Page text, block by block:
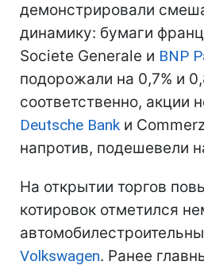
демонстрировали
динамику: бумаги
Societe Generale и BNP
подорожали на 0,7% и
соответственно, акции
Deutsche Bank и
напротив, подешевели
На открытии торгов
котировок отметился
Volkswagen. Ранее